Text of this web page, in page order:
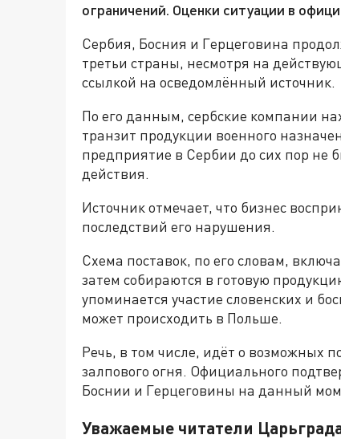
ограничений. Оценки ситуации в
Сербия, Босния и Герцеговина
третьи страны, несмотря на
ссылкой на осведомлённый источник.
По его данным, сербские компании
транзит продукции военного
предприятие в Сербии до сих пор не
действия.
Источник отмечает, что бизнес
последствий его нарушения.
Схема поставок, по его словам,
затем собираются в готовую
упоминается участие словенских и
может происходить в Польше.
Речь, в том числе, идёт о возможных
залпового огня. Официального
Боснии и Герцеговины на данный
Уважаемые читатели